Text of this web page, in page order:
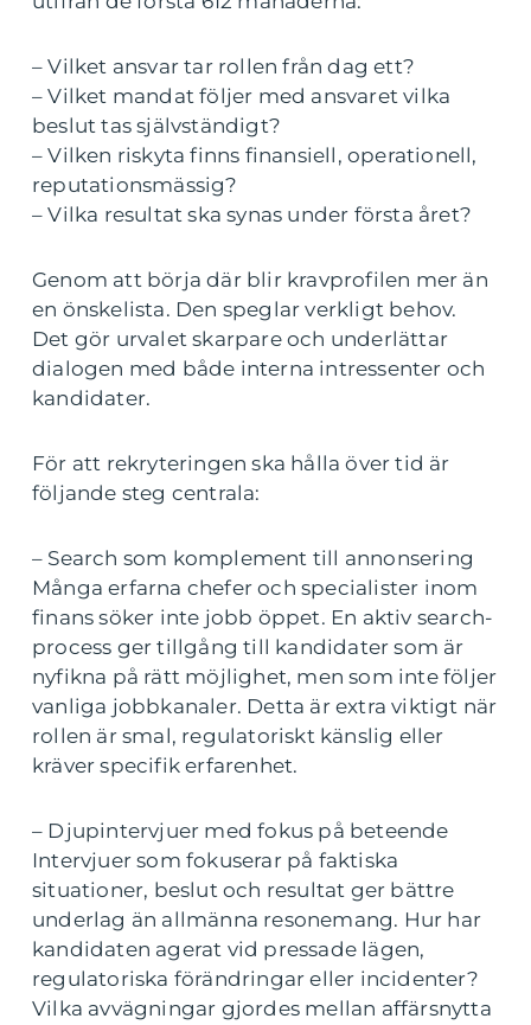
– Vilket ansvar tar rollen från dag ett?
– Vilket mandat följer med ansvaret vilka
beslut tas självständigt?
– Vilken riskyta finns finansiell, operationell,
reputationsmässig?
– Vilka resultat ska synas under första året?
Genom att börja där blir kravprofilen mer än
en önskelista. Den speglar verkligt behov.
Det gör urvalet skarpare och underlättar
dialogen med både interna intressenter och
kandidater.
För att rekryteringen ska hålla över tid är
följande steg centrala:
– Search som komplement till annonsering
Många erfarna chefer och specialister inom
finans söker inte jobb öppet. En aktiv search-
process ger tillgång till kandidater som är
nyfikna på rätt möjlighet, men som inte följer
vanliga jobbkanaler. Detta är extra viktigt när
rollen är smal, regulatoriskt känslig eller
kräver specifik erfarenhet.
– Djupintervjuer med fokus på beteende
Intervjuer som fokuserar på faktiska
situationer, beslut och resultat ger bättre
underlag än allmänna resonemang. Hur har
kandidaten agerat vid pressade lägen,
regulatoriska förändringar eller incidenter?
Vilka avvägningar gjordes mellan affärsnytta